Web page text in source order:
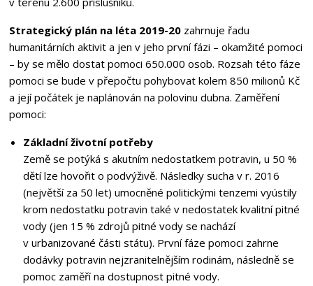
Strategický plán na léta 2019-20zahrnuje řadu
humanitárních aktivit a jen v jeho první fázi – okamžité pomoci
– by se mělo dostat pomoci 650.000 osob. Rozsah této fáze
pomoci se bude v přepočtu pohybovat kolem 850 milionů Kč
a její počátek je naplánován na polovinu dubna. Zaměření
pomoci:
Základní životní potřeby
Země se potýká s akutním nedostatkem potravin, u 50 %
dětí lze hovořit o podvýživě. Následky sucha v r. 2016
(největší za 50 let) umocněné politickými tenzemi vyústily
krom nedostatku potravin také v nedostatek kvalitní pitné
vody (jen 15 % zdrojů pitné vody se nachází
v urbanizované části státu). První fáze pomoci zahrne
dodávky potravin nejzranitelnějším rodinám, následně se
pomoc zaměří na dostupnost pitné vody.